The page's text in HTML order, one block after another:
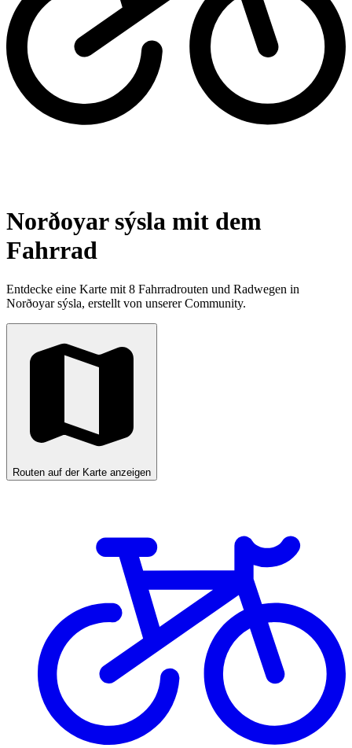
Norðoyar sýsla mit dem
Fahrrad
Entdecke eine Karte mit 8 Fahrradrouten und Radwegen in
Norðoyar sýsla, erstellt von unserer Community.
Routen auf der Karte anzeigen